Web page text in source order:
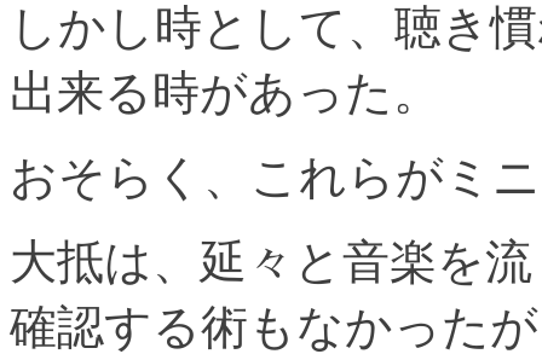
しかし時として、聴き
出来る時があった。
おそらく、これらがミ
大抵は、延々と音楽を
確認する術もなかった